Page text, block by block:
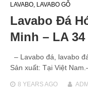
LAVABO, LAVABO GỖ
Lavabo Đá
Minh – LA 34
– Lavabo đá, lavabo
Sản xuất: Tại Việt
8 YEARSAGO